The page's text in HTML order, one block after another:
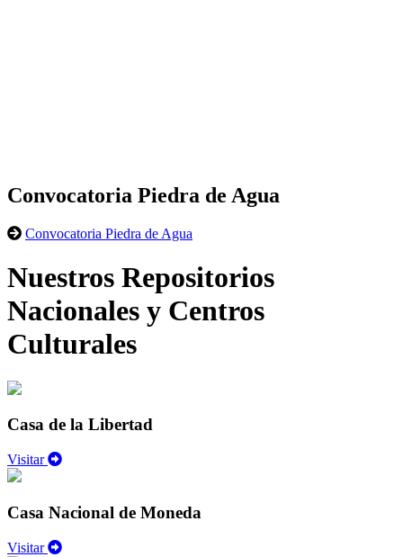
Convocatoria Piedra de Agua
Convocatoria Piedra de Agua
Nuestros Repositorios
Nacionales y Centros
Culturales
Casa de la Libertad
Visitar
Casa Nacional de Moneda
Visitar